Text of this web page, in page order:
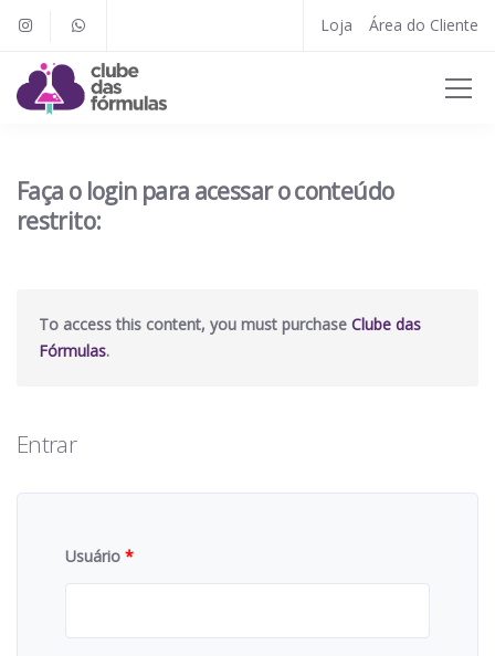
Loja Área do Cliente
Faça o login para acessar o conteúdo
restrito:
To access this content, you must purchase Clube das
Fórmulas.
Entrar
Usuário *